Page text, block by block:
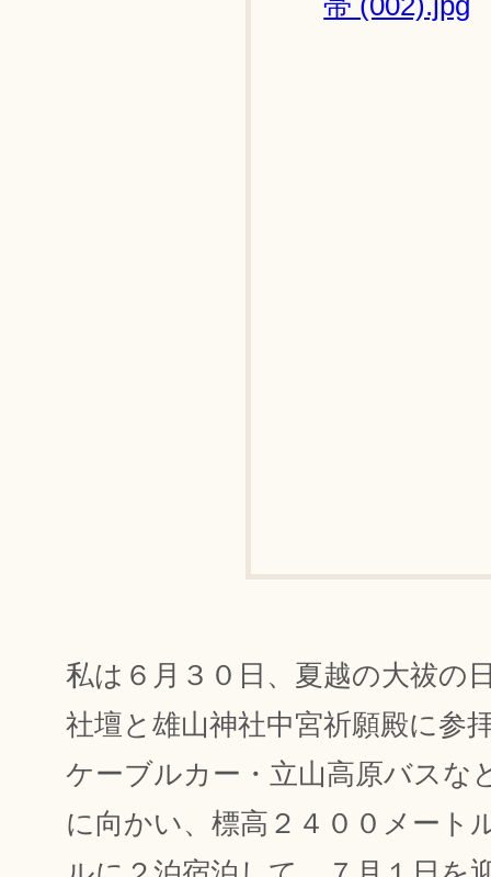
私は６月３０日、夏越の大祓の
社壇と雄山神社中宮祈願殿に参
ケーブルカー・立山高原バスな
に向かい、標高２４００メート